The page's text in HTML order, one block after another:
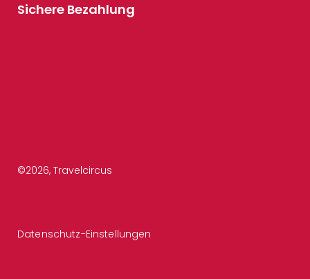
Sichere Bezahlung
©2026, Travelcircus
Datenschutz-Einstellungen